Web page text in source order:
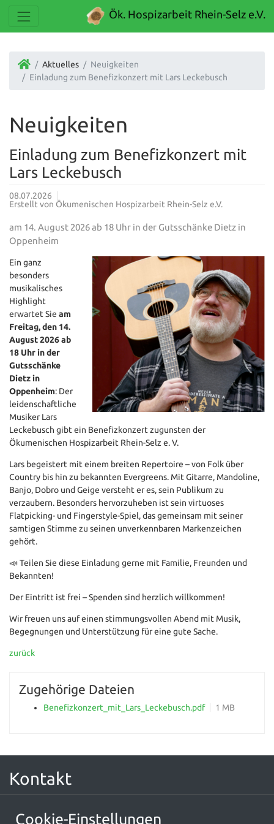
Ök. Hospizarbeit Rhein-Selz e.V.
Aktuelles
Neuigkeiten
Einladung zum Benefizkonzert mit Lars Leckebusch
Neuigkeiten
Einladung zum Benefizkonzert mit
Lars Leckebusch
08.07.2026
Erstellt von Ökumenischen Hospizarbeit Rhein-Selz e.V.
am 14. August 2026 ab 18 Uhr in der Gutsschänke Dietz in
Oppenheim
Ein ganz
besonders
musikalisches
Highlight
erwartet Sie am
Freitag, den 14.
August 2026 ab
18 Uhr in der
Gutsschänke
Dietz in
Oppenheim: Der
leidenschaftliche
Musiker Lars
Leckebusch gibt ein Benefizkonzert zugunsten der
Ökumenischen Hospizarbeit Rhein-Selz e. V.
Lars begeistert mit einem breiten Repertoire – von Folk über
Country bis hin zu bekannten Evergreens. Mit Gitarre, Mandoline,
Banjo, Dobro und Geige versteht er es, sein Publikum zu
verzaubern. Besonders hervorzuheben ist sein virtuoses
Flatpicking- und Fingerstyle-Spiel, das gemeinsam mit seiner
samtigen Stimme zu seinen unverkennbaren Markenzeichen
gehört.
📣 Teilen Sie diese Einladung gerne mit Familie, Freunden und
Bekannten!
Der Eintritt ist frei – Spenden sind herzlich willkommen!
Wir freuen uns auf einen stimmungsvollen Abend mit Musik,
Begegnungen und Unterstützung für eine gute Sache.
zurück
Zugehörige Dateien
Benefizkonzert_mit_Lars_Leckebusch.pdf 1 MB
Kontakt
Am Markt 10
Cookie-Einstellungen